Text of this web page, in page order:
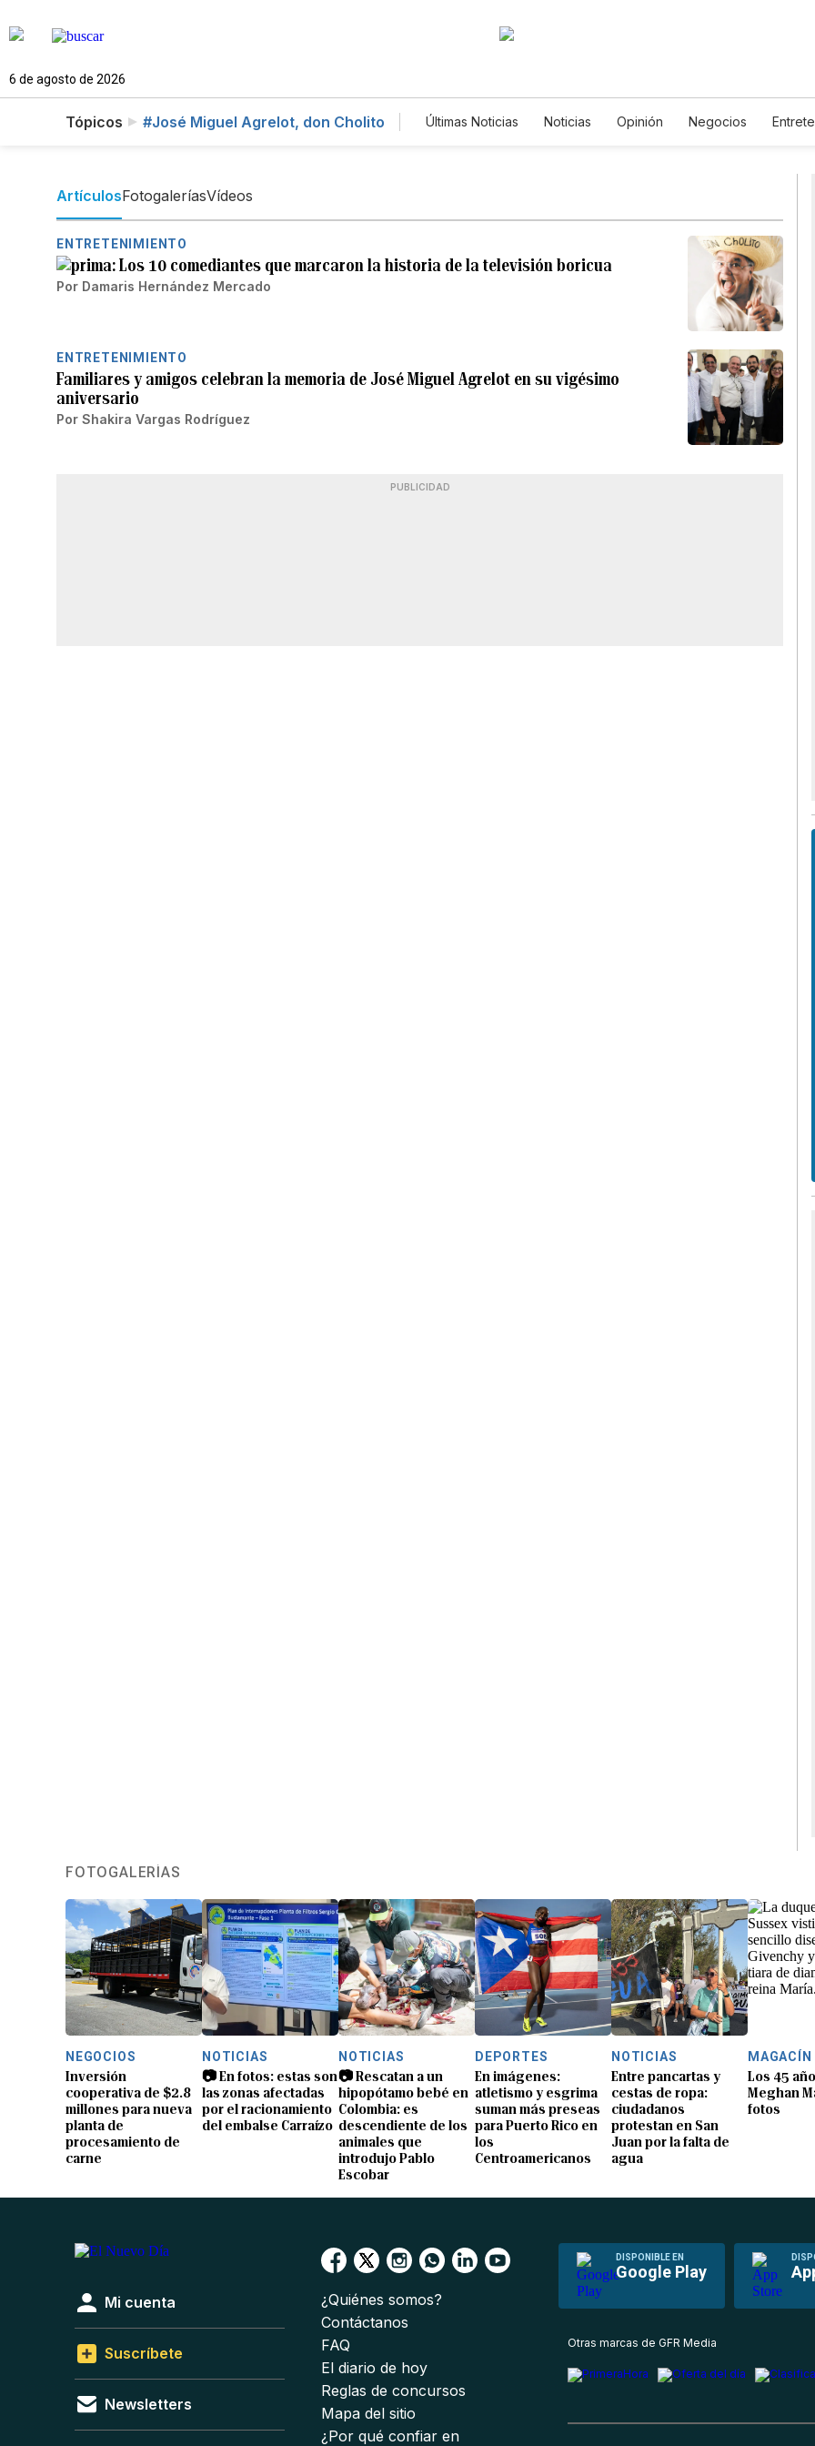
6 de agosto de 2026
Tópicos #José Miguel Agrelot, don Cholito Últimas Noticias Noticias Opinión Negocios
ArtículosFotogaleríasVídeos
ENTRETENIMIENTO
Los 10 comediantes que marcaron la historia de la televisión boricua
Por Damaris Hernández Mercado
ENTRETENIMIENTO
Familiares y amigos celebran la memoria de José Miguel Agrelot en su vigésimo
aniversario
Por Shakira Vargas Rodríguez
PUBLICIDAD
FOTOGALERÍAS
NEGOCIOS
Inversión
cooperativa de $2.8
millones para nueva
planta de
procesamiento de
carne
NOTICIAS
📷 En fotos: estas son
las zonas afectadas
por el racionamiento
del embalse Carraízo
NOTICIAS
📷 Rescatan a un
hipopótamo bebé en
Colombia: es
descendiente de los
animales que
introdujo Pablo
Escobar
DEPORTES
En imágenes:
atletismo y esgrima
suman más preseas
para Puerto Rico en
los
Centroamericanos
NOTICIAS
Entre pancartas y
cestas de ropa:
ciudadanos
protestan en San
Juan por la falta de
agua
MAGACÍN
Los 45
Meghan
fotos
DISPONIBLE EN
Google Play
Mi cuenta
Suscríbete
Newsletters
¿Quiénes somos?
Contáctanos
FAQ
El diario de hoy
Reglas de concursos
Mapa del sitio
¿Por qué confiar en
Otras marcas de GFR Media